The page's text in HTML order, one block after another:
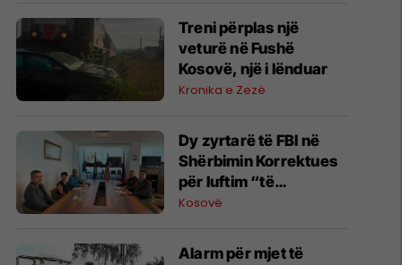
drejtësisë
Treni përplas një
veturë në Fushë
Kosovë, një i lënduar
Kronika e Zezë
Dy zyrtarë të FBI në
Shërbimin Korrektues
për luftim “të
terrorizmit dhe
Kosovë
Alarm për mjet të